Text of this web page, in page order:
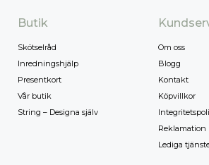
Butik
Skötselråd
Inredningshjälp
Presentkort
Vår butik
String – Designa själv
Om oss
Blogg
Kontakt
Köpvillkor
Reklamation
Lediga